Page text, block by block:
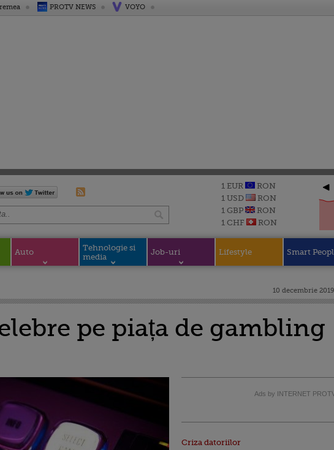
PROTV NEWS VOYO
1 EUR
RON
1 USD
RON
1 GBP
RON
1 CHF
RON
Auto
Tehnologie si
media
Job-uri Lifestyle Smart
10 decembrie
pe piața de gambling
Ads by INTERNET
Criza datoriilor